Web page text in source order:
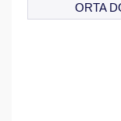
ORTA